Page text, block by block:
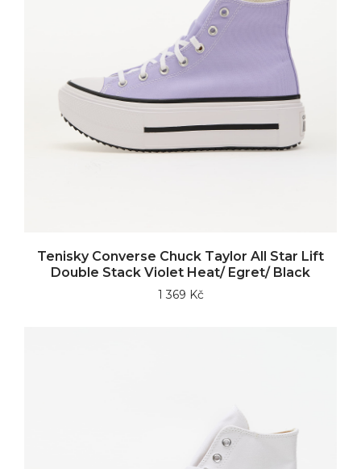
Tenisky Converse Chuck Taylor All Star Lift
Double Stack Violet Heat/ Egret/ Black
1 369 Kč